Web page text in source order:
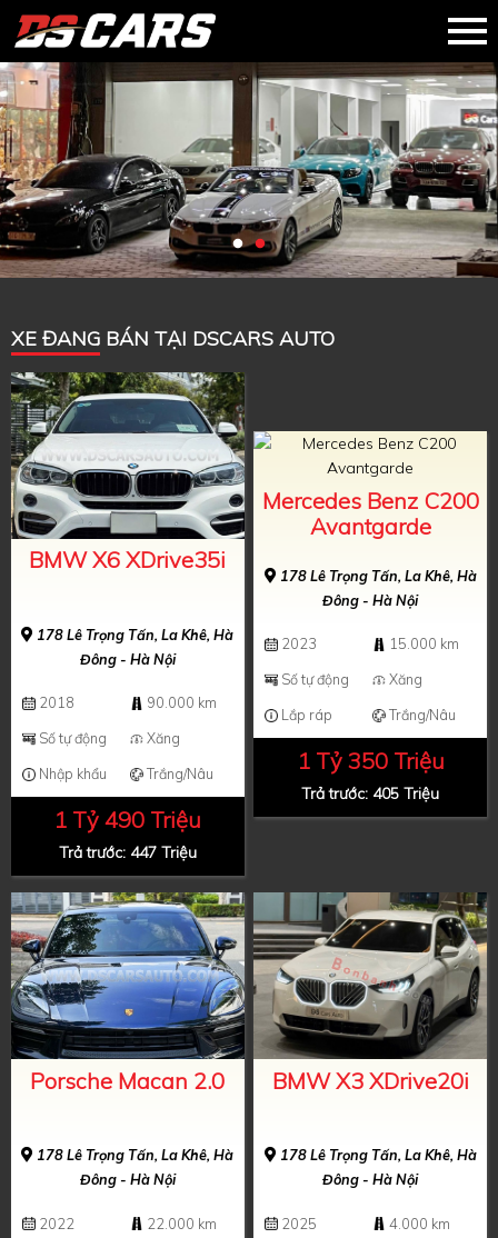
XE ĐANG BÁN TẠI DSCARS AUTO
BMW X6 XDrive35i
178 Lê Trọng Tấn, La Khê, Hà
Đông - Hà Nội
2018
90.000 km
Số tự động
Xăng
Nhập khẩu
Trắng/Nâu
1 Tỷ 490 Triệu
Trả trước: 447 Triệu
Mercedes Benz C200
Avantgarde
178 Lê Trọng Tấn, La Khê, Hà
Đông - Hà Nội
2023
15.000 km
Số tự động
Xăng
Lắp ráp
Trắng/Nâu
1 Tỷ 350 Triệu
Trả trước: 405 Triệu
Porsche Macan 2.0
178 Lê Trọng Tấn, La Khê, Hà
Đông - Hà Nội
2022
22.000 km
BMW X3 XDrive20i
178 Lê Trọng Tấn, La Khê, Hà
Đông - Hà Nội
2025
4.000 km